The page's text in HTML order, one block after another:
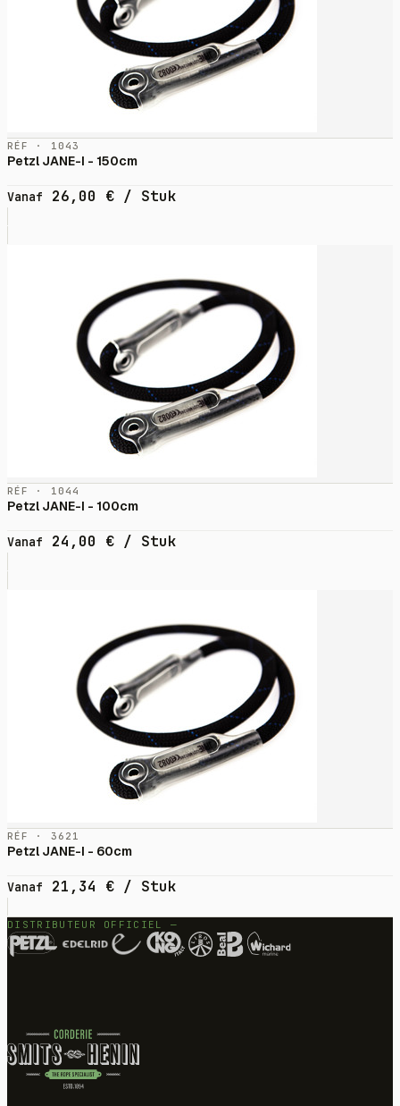
RÉF · 1043
Petzl JANE-I - 150cm
Vanaf 26,00 € / Stuk
RÉF · 1044
Petzl JANE-I - 100cm
Vanaf 24,00 € / Stuk
RÉF · 3621
Petzl JANE-I - 60cm
Vanaf 21,34 € / Stuk
DISTRIBUTEUR OFFICIEL —